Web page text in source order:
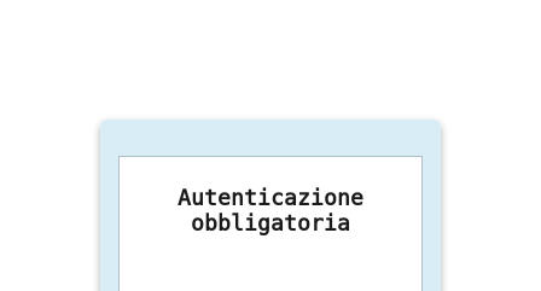
Autenticazione
obbligatoria